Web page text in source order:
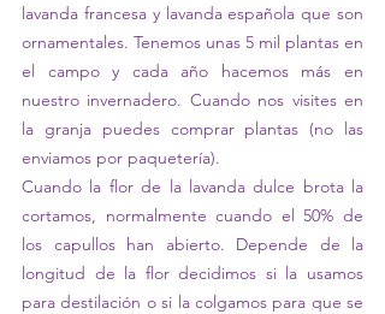
lavanda francesa y lavanda española que son
ornamentales. Tenemos unas 5 mil plantas en
el campo y cada año hacemos más en
nuestro invernadero. Cuando nos visites en
la granja puedes comprar plantas (no las
enviamos por paquetería).
Cuando la flor de la lavanda dulce brota la
cortamos, normalmente cuando el 50% de
los capullos han abierto. Depende de la
longitud de la flor decidimos si la usamos
para destilación o si la colgamos para que se